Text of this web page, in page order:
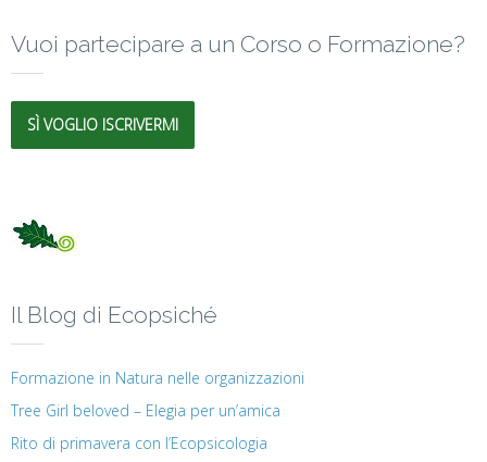
Vuoi partecipare a un Corso o Formazione?
SÌ VOGLIO ISCRIVERMI
Il Blog di Ecopsiché
Formazione in Natura nelle organizzazioni
Tree Girl beloved – Elegia per un’amica
Rito di primavera con l’Ecopsicologia